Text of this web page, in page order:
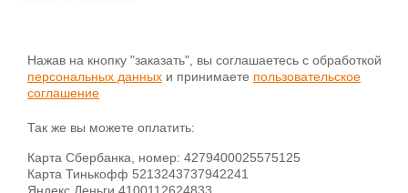
Нажав на кнопку "заказать", вы соглашаетесь с обработкой
персональных данных и принимаете пользовательское
соглашение
Так же вы можете оплатить:
Карта Сбербанка, номер: 4279400025575125
Карта Тинькофф 5213243737942241